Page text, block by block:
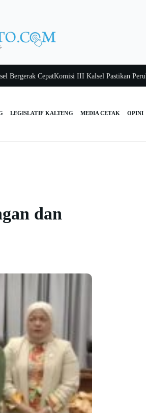
CepatKomisi III Kalsel Pastikan Perubahan
LEGISLATIF KALTENG MEDIA CETAK OPINI
dan